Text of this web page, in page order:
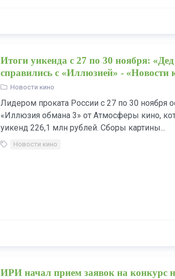
Итоги уикенда с 27 по 30 ноября:
справились с «Иллюзией» - «Новости
Новости кино
Лидером проката России с 27 по 30 ноября
«Иллюзия обмана 3» от Атмосферы кино,
уикенд 226,1 млн рублей. Сборы картины...
Новости кино
ИРИ начал прием заявок на конкурс